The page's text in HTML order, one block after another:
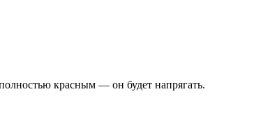
красным — он будет напрягать.